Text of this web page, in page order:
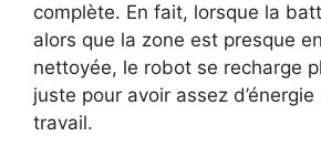
complète. En fait, lorsque la
alors que la zone est presque
nettoyée, le robot se recharge
juste pour avoir assez
travail.